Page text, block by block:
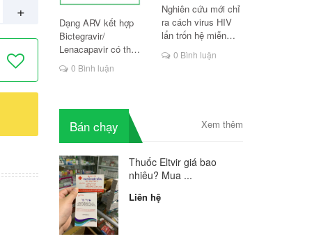
mg
không
+
Dạng ARV kết hợp
Bictegravir/
Lenacapavir có thể
là lựa chọn mới cho
người HIV
0 Bình luận
Nghiên cứu mới chỉ
ra cách virus HIV
lẩn trốn hệ miễn
0 Bình luận
Bán chạy Xem thêm
Thuốc Eltvir giá bao
nhiêu? Mua ...
Liên hệ